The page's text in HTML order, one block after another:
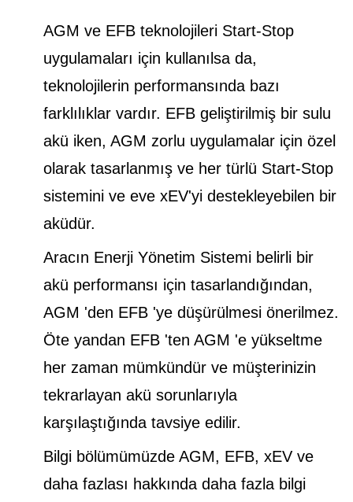
AGM ve EFB teknolojileri Start-Stop
uygulamaları için kullanılsa da,
teknolojilerin performansında bazı
farklılıklar vardır. EFB geliştirilmiş bir sulu
akü iken, AGM zorlu uygulamalar için özel
olarak tasarlanmış ve her türlü Start-Stop
sistemini ve eve xEV'yi destekleyebilen bir
aküdür.
Aracın Enerji Yönetim Sistemi belirli bir
akü performansı için tasarlandığından,
AGM 'den EFB 'ye düşürülmesi önerilmez.
Öte yandan EFB 'ten AGM 'e yükseltme
her zaman mümkündür ve müşterinizin
tekrarlayan akü sorunlarıyla
karşılaştığında tavsiye edilir.
Bilgi bölümümüzde AGM, EFB, xEV ve
daha fazlası hakkında daha fazla bilgi